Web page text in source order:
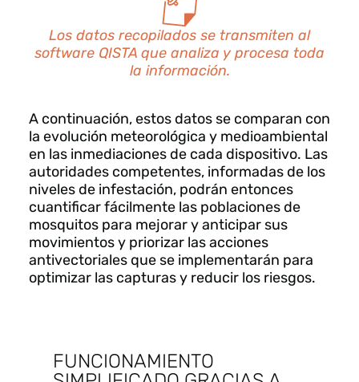
Los datos recopilados se transmiten al
software QISTA que analiza y procesa toda
la información.
A continuación, estos datos se comparan con
la evolución meteorológica y medioambiental
en las inmediaciones de cada dispositivo. Las
autoridades competentes, informadas de los
niveles de infestación, podrán entonces
cuantificar fácilmente las poblaciones de
mosquitos para mejorar y anticipar sus
movimientos y priorizar las acciones
antivectoriales que se implementarán para
optimizar las capturas y reducir los riesgos.
FUNCIONAMIENTO